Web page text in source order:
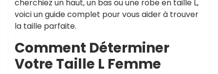
cherchiez un haut, un bas ou une robe en taille L,
voici un guide complet pour vous aider à trouver
la taille parfaite.
Comment Déterminer
Votre Taille L Femme